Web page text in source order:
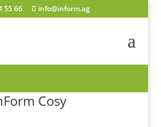
55 66 info@inform.ag
Cosy